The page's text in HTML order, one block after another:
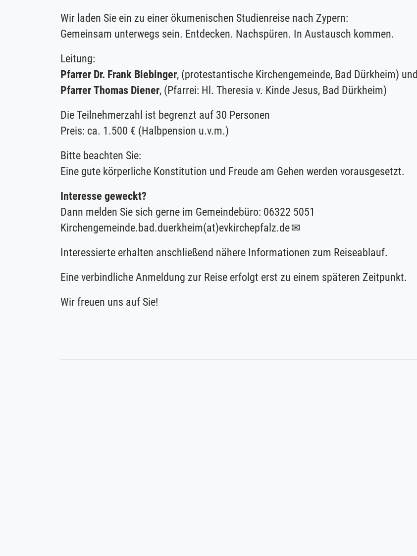
Wir laden Sie ein zu einer ökumenischen Studienreise nach Zypern:
Gemeinsam unterwegs sein. Entdecken. Nachspüren. In Austausch kommen.
Leitung:
Pfarrer Dr. Frank Biebinger, (protestantische Kirchengemeinde, Bad Dürkheim) und
Pfarrer Thomas Diener, (Pfarrei: Hl. Theresia v. Kinde Jesus, Bad Dürkheim)
Die Teilnehmerzahl ist begrenzt auf 30 Personen
Preis: ca. 1.500 € (Halbpension u.v.m.)
Bitte beachten Sie:
Eine gute körperliche Konstitution und Freude am Gehen werden vorausgesetzt.
Interesse geweckt?
Dann melden Sie sich gerne im Gemeindebüro: 06322 5051
Kirchengemeinde.bad.duerkheim(at)evkirchepfalz.de
Interessierte erhalten anschließend nähere Informationen zum Reiseablauf.
Eine verbindliche Anmeldung zur Reise erfolgt erst zu einem späteren Zeitpunkt.
Wir freuen uns auf Sie!